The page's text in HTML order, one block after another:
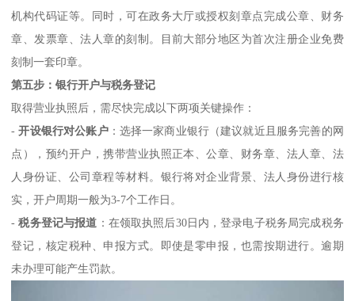
机构代码证等。同时，可在政务大厅或授权刻章点完成公章、财务
章、发票章、法人章的刻制。目前大部分地区为首次注册企业免费
刻制一套印章。
第五步：银行开户与税务登记
取得营业执照后，需尽快完成以下两项关键操作：
-开设银行对公账户：选择一家商业银行（建议就近且服务完善的网
点），预约开户，携带营业执照正本、公章、财务章、法人章、法
人身份证、公司章程等材料。银行将对企业背景、法人身份进行核
实，开户周期一般为3-7个工作日。
-税务登记与报道 ：在领取执照后30日内，登录电子税务局完成税务
登记，核定税种、申报方式。即使是零申报，也需按期进行。逾期
未办理可能产生罚款。